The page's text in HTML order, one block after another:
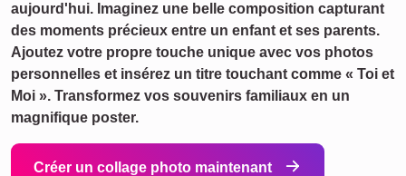
aujourd'hui. Imaginez une belle composition capturant
des moments précieux entre un enfant et ses parents.
Ajoutez votre propre touche unique avec vos photos
personnelles et insérez un titre touchant comme « Toi et
Moi ». Transformez vos souvenirs familiaux en un
magnifique poster.
Créer un collage photo maintenant